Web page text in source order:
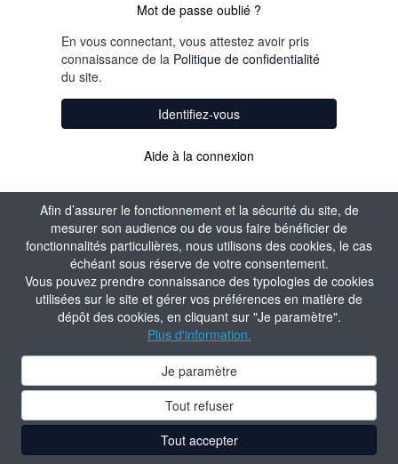
Afin d’assurer le fonctionnement et la sécurité du site, de
mesurer son audience ou de vous faire bénéficier de
fonctionnalités particulières, nous utilisons des cookies, le cas
échéant sous réserve de votre consentement.
Vous pouvez prendre connaissance des typologies de cookies
utilisées sur le site et gérer vos préférences en matière de
dépôt des cookies, en cliquant sur "Je paramètre".
Plus d'information.
Je paramètre
Tout refuser
Tout accepter
Mot de passe oublié ?
En vous connectant, vous attestez avoir pris
connaissance de la Politique de confidentialité
du site.
Identifiez-vous
Aide à la connexion